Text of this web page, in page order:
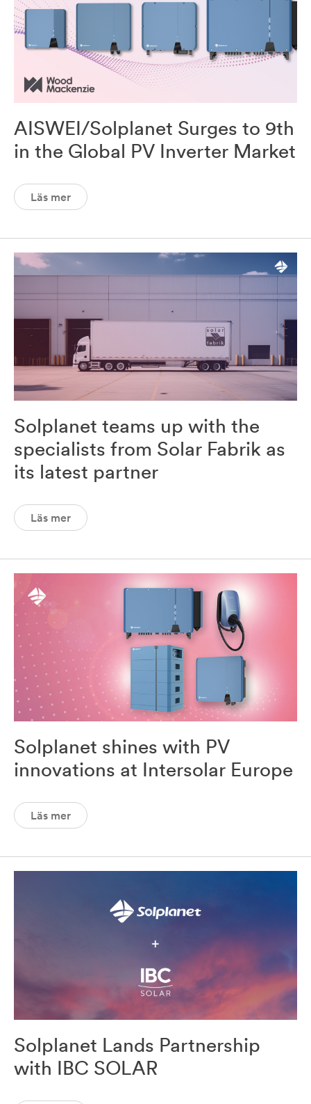
AISWEI/Solplanet Surges to 9th
in the Global PV Inverter Market
Läs mer
Solplanet teams up with the
specialists from Solar Fabrik as
its latest partner
Läs mer
Solplanet shines with PV
innovations at Intersolar Europe
Läs mer
Solplanet Lands Partnership
with IBC SOLAR